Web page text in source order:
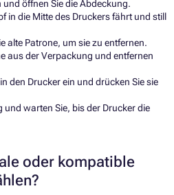
und öffnen Sie die Abdeckung.
in die Mitte des Druckers fährt und still
alte Patrone, um sie zu entfernen.
aus der Verpackung und entfernen
den Drucker ein und drücken Sie sie
und warten Sie, bis der Drucker die
oder kompatible